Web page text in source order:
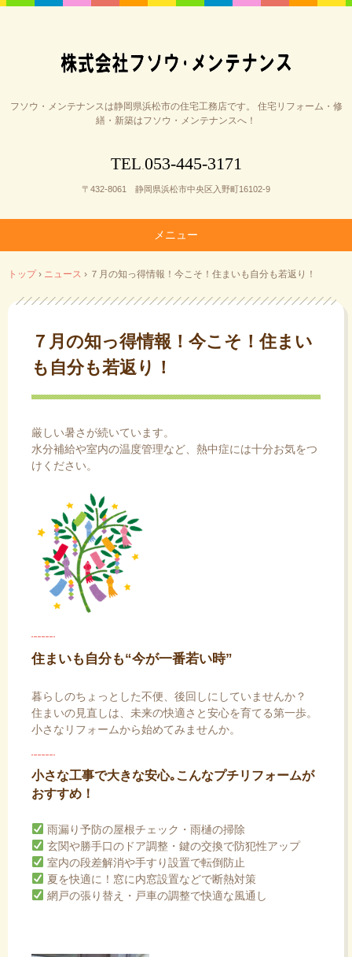
フソウ・メンテナンスは静岡県浜松市の住宅工務店です。 住宅リフォーム・修
繕・新築はフソウ・メンテナンスへ！
TEL 053-445-3171
〒432-8061 静岡県浜松市中央区入野町16102-9
メニュー
ン
テ
トップ › ニュース › ７月の知っ得情報！今こそ！住まいも自分も若返り！
７月の知っ得情報！今こそ！住まい
も自分も若返り！
厳しい暑さが続いています。
水分補給や室内の温度管理など、熱中症には十分お気をつ
けください。
住まいも自分も“今が一番若い時”
暮らしのちょっとした不便、後回しにしていませんか？
住まいの見直しは、未来の快適さと安心を育てる第一歩。
小さなリフォームから始めてみませんか。
小さな工事で大きな安心｡こんなプチリフォームが
おすすめ！
雨漏り予防の屋根チェック・雨樋の掃除
玄関や勝手口のドア調整・鍵の交換で防犯性アップ
室内の段差解消や手すり設置で転倒防止
夏を快適に！窓に内窓設置などで断熱対策
網戸の張り替え・戸車の調整で快適な風通し